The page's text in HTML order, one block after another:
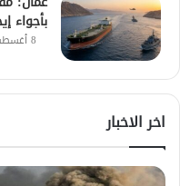
بأجواء
8 أغسطس، 2026
اخر الاخبار